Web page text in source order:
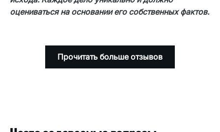
оцениваться на основании его собственных фактов.
Прочитать больше отзывов